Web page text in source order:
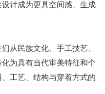
计成为更具空间感、生成
从民族文化、手工技艺、
为具有当代审美特征和个
工艺、结构与穿着方式的